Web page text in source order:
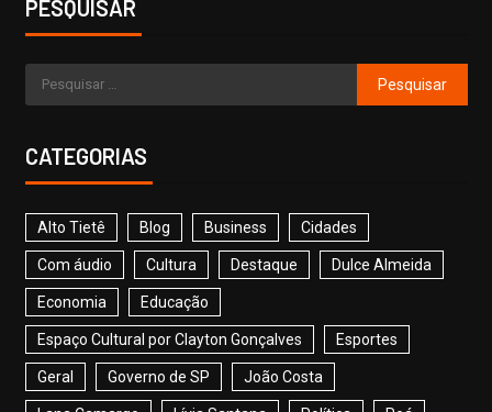
PESQUISAR
CATEGORIAS
Alto Tietê Blog Business Cidades
Com áudio Cultura Destaque Dulce Almeida
Economia Educação
Espaço Cultural por Clayton Gonçalves Esportes
Geral Governo de SP João Costa